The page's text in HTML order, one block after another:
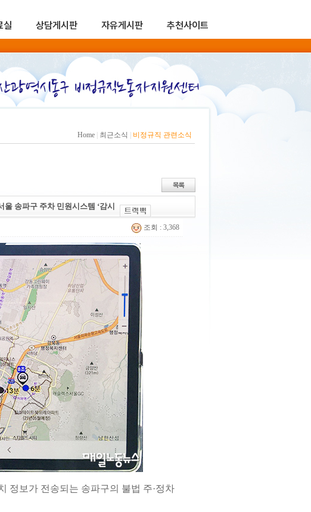
실 상담게시판 자유게시판 추천사이트
Home 최근소식 비정규직 관련소식
송파구 주차 민원시스템 ‘감시
조회 : 3,368
정보가 전송되는 송파구의 불법 주·정차